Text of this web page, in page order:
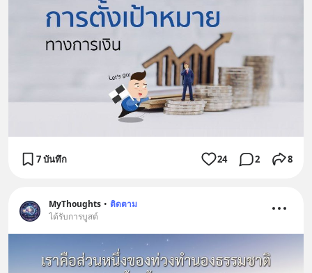
7 บันทึก 24 2 8
MyThoughts • ติดตาม
ได้รับการบูสต์